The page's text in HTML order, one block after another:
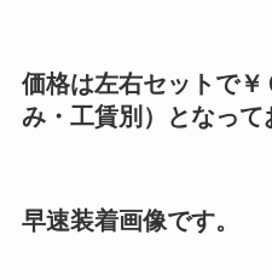
価格は左右セットで
み・工賃別）となって
早速装着画像です。